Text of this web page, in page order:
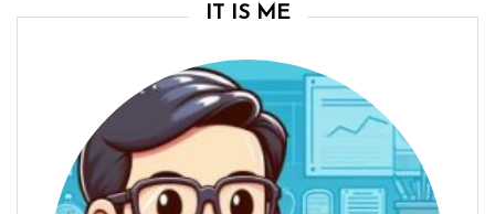
章
IT IS ME